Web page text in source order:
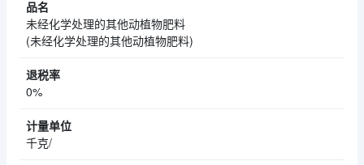
未经化学处理的其他动植物肥料
(未经化学处理的其他动植物肥料)
0%
千克/